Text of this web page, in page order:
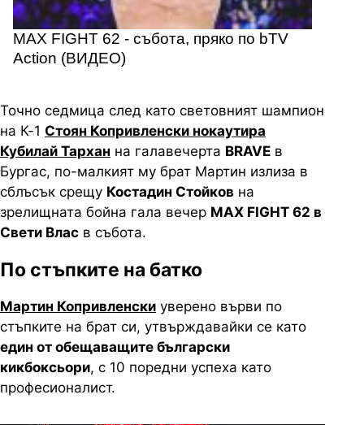
MAX FIGHT 62 - събота, пряко по bTV
Action (ВИДЕО)
Точно седмица след като световният шампион
на К-1 Стоян Копривленски нокаутира
Кубилай Тархан на галавечерта BRAVE в
Бургас, по-малкият му брат Мартин излиза в
сблъсък срещу Костадин Стойков на
зрелищната бойна гала вечер MAX FIGHT 62 в
Свети Влас в събота.
По стъпките на батко
Мартин Копривленски уверено върви по
стъпките на брат си, утвърждавайки се като
един от обещаващите български
кикбоксьори, с 10 поредни успеха като
професионалист.